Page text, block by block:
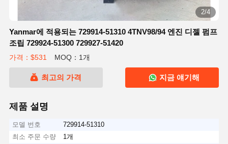
2/4
Yanmar에 적용되는 729914-51310 4TNV98/94 엔진 디젤 펌프
조립 729924-51300 729927-51420
가격：$531 MOQ：1개
최고의 가격 지금 얘기해
제품 설명
모델 번호
729914-51310
최소 주문 수량
1개